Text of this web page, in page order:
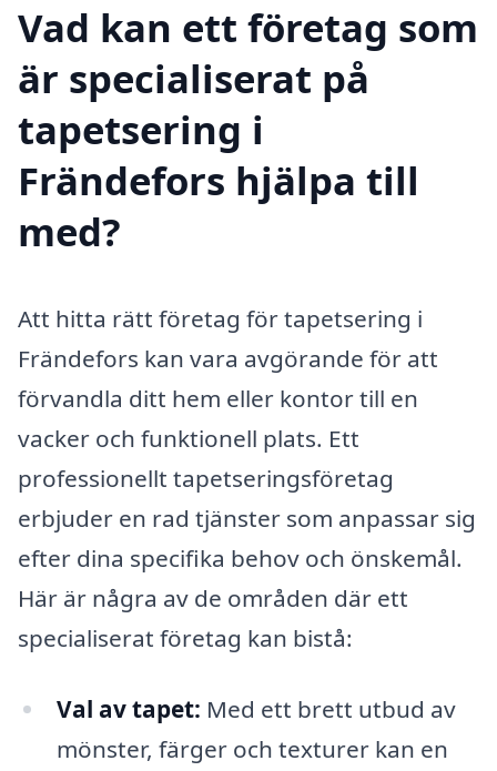
Vad kan ett företag som
är specialiserat på
tapetsering i
Frändefors hjälpa till
med?
Att hitta rätt företag för tapetsering i
Frändefors kan vara avgörande för att
förvandla ditt hem eller kontor till en
vacker och funktionell plats. Ett
professionellt tapetseringsföretag
erbjuder en rad tjänster som anpassar sig
efter dina specifika behov och önskemål.
Här är några av de områden där ett
specialiserat företag kan bistå:
Val av tapet: Med ett brett utbud av
mönster, färger och texturer kan en